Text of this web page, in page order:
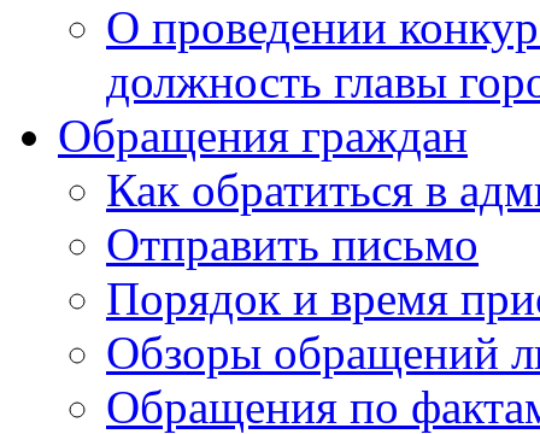
О проведении
должность главы
Обращения граждан
Как обратиться в
Отправить письмо
Порядок и время
Обзоры обращений
Обращения по